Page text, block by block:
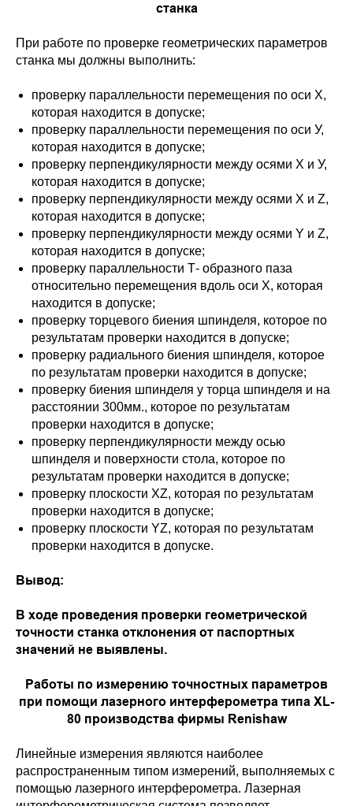
станка
При работе по проверке геометрических параметров
станка мы должны выполнить:
проверку параллельности перемещения по оси Х,
которая находится в допуске;
проверку параллельности перемещения по оси У,
которая находится в допуске;
проверку перпендикулярности между осями Х и У,
которая находится в допуске;
проверку перпендикулярности между осями Х и Z,
которая находится в допуске;
проверку перпендикулярности между осями Y и Z,
которая находится в допуске;
проверку параллельности Т- образного паза
относительно перемещения вдоль оси Х, которая
находится в допуске;
проверку торцевого биения шпинделя, которое по
результатам проверки находится в допуске;
проверку радиального биения шпинделя, которое
по результатам проверки находится в допуске;
проверку биения шпинделя у торца шпинделя и на
расстоянии 300мм., которое по результатам
проверки находится в допуске;
проверку перпендикулярности между осью
шпинделя и поверхности стола, которое по
результатам проверки находится в допуске;
проверку плоскости XZ, которая по результатам
проверки находится в допуске;
проверку плоскости YZ, которая по результатам
проверки находится в допуске.
Вывод:
В ходе проведения проверки геометрической
точности станка отклонения от паспортных
значений не выявлены.
Работы по измерению точностных параметров
при помощи лазерного интерферометра типа XL-
80 производства фирмы Renishaw
Линейные измерения являются наиболее
распространенным типом измерений, выполняемых с
помощью лазерного интерферометра. Лазерная